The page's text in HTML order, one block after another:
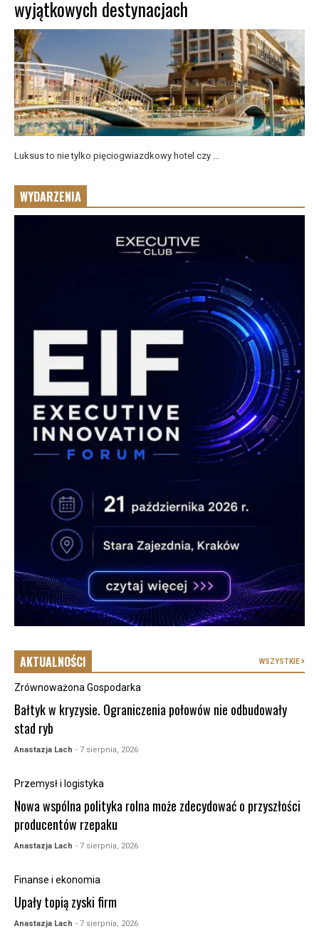
wyjątkowych destynacjach
Luksus to nie tylko pięciogwiazdkowy hotel czy ...
WYDARZENIA
AKTUALNOŚCI WSZYSTKIE
Zrównoważona Gospodarka
Bałtyk w kryzysie. Ograniczenia połowów nie odbudowały
stad ryb
Anastazja Lach - 7 sierpnia, 2026
Przemysł i logistyka
Nowa wspólna polityka rolna może zdecydować o przyszłości
producentów rzepaku
Anastazja Lach - 7 sierpnia, 2026
Finanse i ekonomia
Upały topią zyski firm
Anastazja Lach - 7 sierpnia, 2026